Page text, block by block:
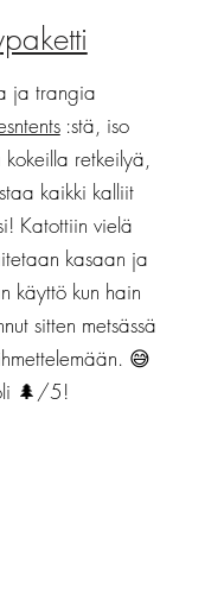
ja trangia
:stä, iso
kokeilla retkeilyä,
kaikki kalliit
Katottiin vielä
kasaan ja
käyttö kun hain
sitten metsässä
😅
🌲/5!